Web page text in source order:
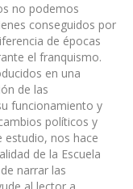
no podemos
conseguidos por
de épocas
el franquismo.
en una
de las
funcionamiento y
políticos y
estudio, nos hace
de la Escuela
narrar las